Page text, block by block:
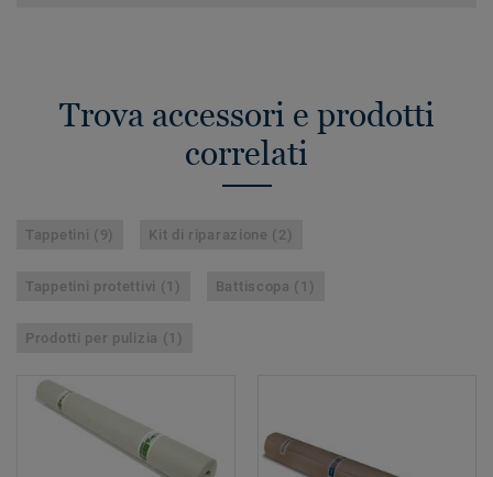
Trova accessori e prodotti
correlati
Tappetini (9) Kit di riparazione (2)
Tappetini protettivi (1) Battiscopa (1)
Prodotti per pulizia (1)